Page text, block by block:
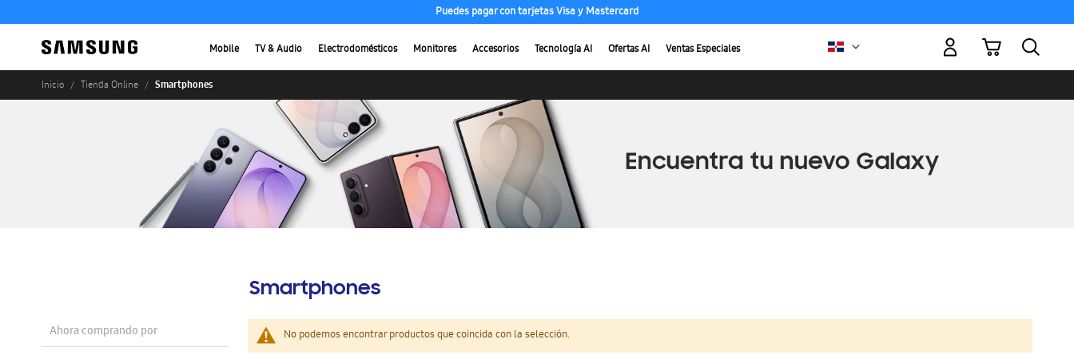
Puedes pagar con tarjetas Visa y Mastercard
Mobile TV & Audio Electrodomésticos Monitores Accesorios Tecnología AI Ofertas AI Ventas Especiales Mi carrito
Inicio Tienda Online Smartphones
Smartphones
No podemos encontrar productos que coincida con la selección.
Ahora comprando por